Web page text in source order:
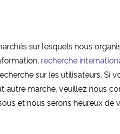
sur lesquels nous
recherche
sur les utilisateurs. Si
autre marché, veuillez nous
et nous serons heureux de